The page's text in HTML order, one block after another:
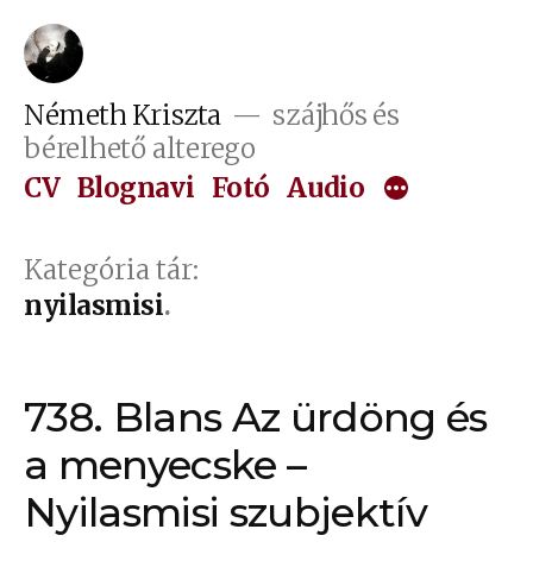
Tartalomhoz
Németh Kriszta
szájhős és
bérelhető alterego
CV Blognavi Fotó Audio
Kategória tár:
nyilasmisi
738. Blans Az ürdöng és
a menyecske –
Nyilasmisi szubjektív